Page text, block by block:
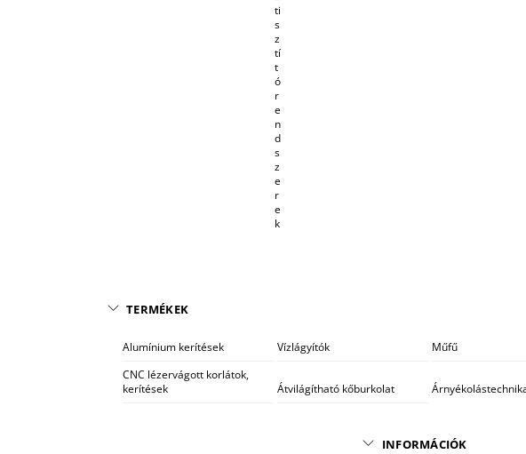
ti
s
z
tí
t
ó
r
e
n
d
s
z
e
r
e
k
TERMÉKEK
Alumínium kerítések Vízlágyítók Műfű
CNC lézervágott korlátok,
kerítések
Átvilágítható kőburkolat
INFORMÁCIÓK